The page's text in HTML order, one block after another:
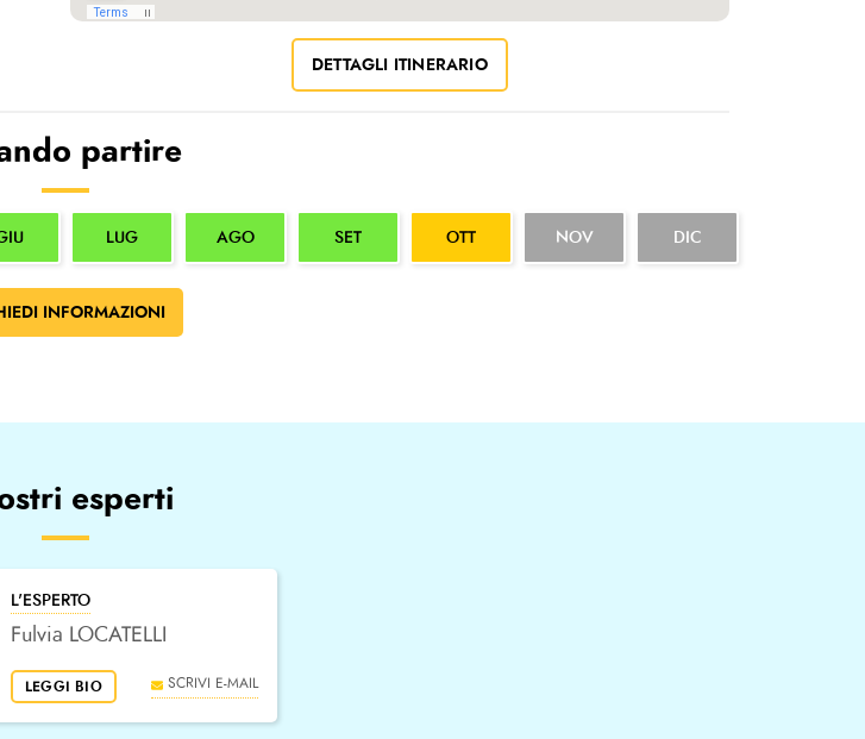
DETTAGLI ITINERARIO
partire
LUG AGO SET OTT NOV DIC
INFORMAZIONI
esperti
L'ESPERTO
Fulvia LOCATELLI
LEGGI BIO SCRIVI E-MAIL